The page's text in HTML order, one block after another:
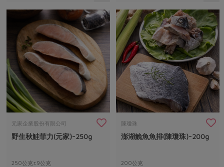
居家好物
美妝保養 個人清潔
家庭清潔 織品
日用品 圖書禮品
涼拌沙拉
飲品
主題食譜
異國料理
年菜食譜
議題活動
主婦聯盟X樂齡網特約優惠案
30%rPET紅烏龍茶
2024農業發展計畫年度報告
更多議題活動
傳到心坎裡，誠心又澎派
減塑減廢
公益金 食農教育
更多議題
生活者e週報
綠主張月刊
典藏閱覽室
社員權益
合作社法規
社務專區
選舉專區
媒體報導
元家企業股份有限公司
野生秋鮭菲力(元家)-250g
250公克±9公克
陳瓊珠
澎湖鮸魚魚排(陳瓊珠)-200g
200公克